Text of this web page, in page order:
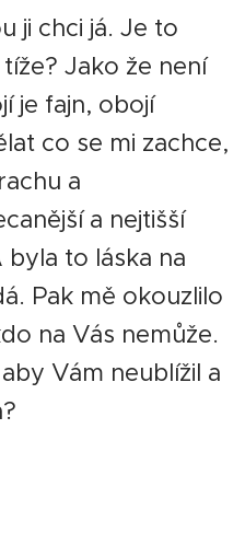
ji chci já. Je to
Jako že není
je fajn, obojí
co se mi zachce,
a
a nejtišší
byla to láska na
Pak mě okouzlilo
na Vás nemůže.
Vám neublížil a